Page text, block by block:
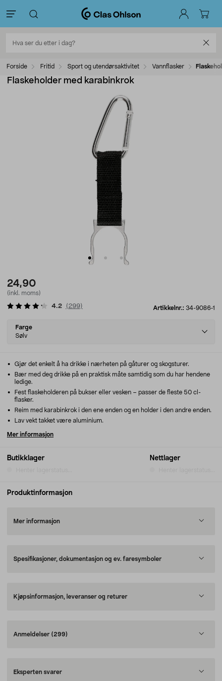
Forside Fritid Sport og utendørsaktivitet Vannflasker
Flaskeholder med karabinkrok
24,90
(inkl. moms)
Artikkelnr.: 34-9086-1
4.2 ( 299)
Select
variant
Farge
Sølv
Butikklager Nettlager
Gjør det enkelt å ha drikke i nærheten på gåturer og skogsturer.
Bær med deg drikke på en praktisk måte samtidig som du har hendene
ledige.
Fest flaskeholderen på bukser eller vesken – passer de fleste 50 cl-
flasker.
Reim med karabinkrok i den ene enden og en holder i den andre enden.
Lav vekt takket være aluminium.
Mer informasjon
Produktinformasjon
Mer informasjon
Spesifikasjoner, dokumentasjon og ev. faresymboler
Kjøpsinformasjon, leveranser og returer
Anmeldelser (299)
Eksperten svarer